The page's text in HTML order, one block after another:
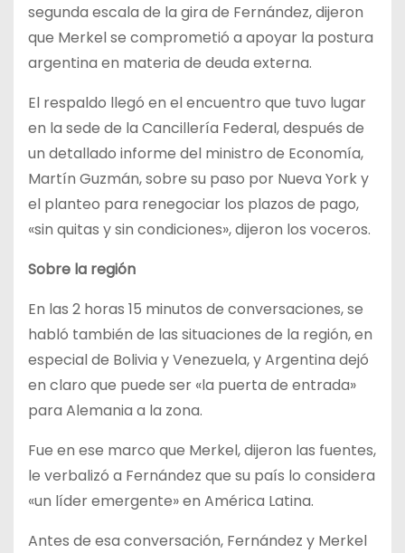
segunda escala de la gira de Fernández, dijeron
que Merkel se comprometió a apoyar la postura
argentina en materia de deuda externa.
El respaldo llegó en el encuentro que tuvo lugar
en la sede de la Cancillería Federal, después de
un detallado informe del ministro de Economía,
Martín Guzmán, sobre su paso por Nueva York y
el planteo para renegociar los plazos de pago,
«sin quitas y sin condiciones», dijeron los voceros.
Sobre la región
En las 2 horas 15 minutos de conversaciones, se
habló también de las situaciones de la región, en
especial de Bolivia y Venezuela, y Argentina dejó
en claro que puede ser «la puerta de entrada»
para Alemania a la zona.
Fue en ese marco que Merkel, dijeron las fuentes,
le verbalizó a Fernández que su país lo considera
«un líder emergente» en América Latina.
Antes de esa conversación, Fernández y Merkel